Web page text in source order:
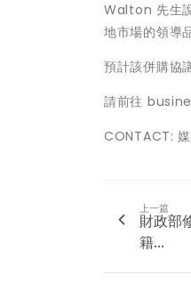
Walton 先生
地市場的領導
預計該併購協
請前往
CONTACT:
上一篇
財政部
籍...